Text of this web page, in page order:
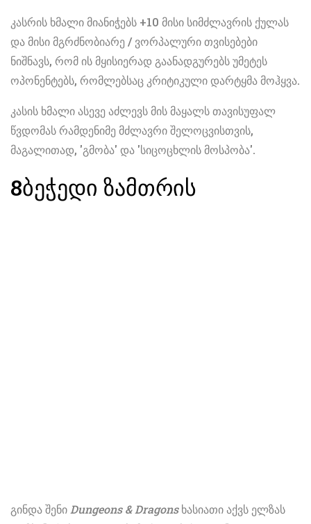
კასრის ხმალი მიანიჭებს +10 მისი სიმძლავრის ქულას
და მისი მგრძნობიარე / ვორპალური თვისებები
ნიშნავს, რომ ის მყისიერად გაანადგურებს უმეტეს
ოპონენტებს, რომლებსაც კრიტიკული დარტყმა მოჰყვა.
კასის ხმალი ასევე აძლევს მის მაყალს თავისუფალ
წვდომას რამდენიმე მძლავრი შელოცვისთვის,
მაგალითად, 'გმობა' და 'სიცოცხლის მოსპობა'.
8ბეჭედი ზამთრის
გინდა შენი Dungeons & Dragonsხასიათი აქვს ელზას